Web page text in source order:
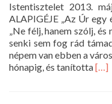
Istentisztelet 2013.
ALAPIGÉJE „Az Úr
„Ne félj, hanem szólj, és
senki sem fog rád
népem van ebben a
hónapig, és tanítottaRead
[…]